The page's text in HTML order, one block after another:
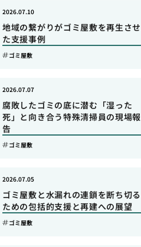
地域の繋がりがゴミ屋敷を再生させ
た支援事例
2026.07.10
ゴミ屋敷
腐敗したゴミの底に潜む「湿った
死」と向き合う特殊清掃員の現場報
告
2026.07.07
ゴミ屋敷
ゴミ屋敷と水漏れの連鎖を断ち切る
ための包括的支援と再建への展望
2026.07.05
ゴミ屋敷